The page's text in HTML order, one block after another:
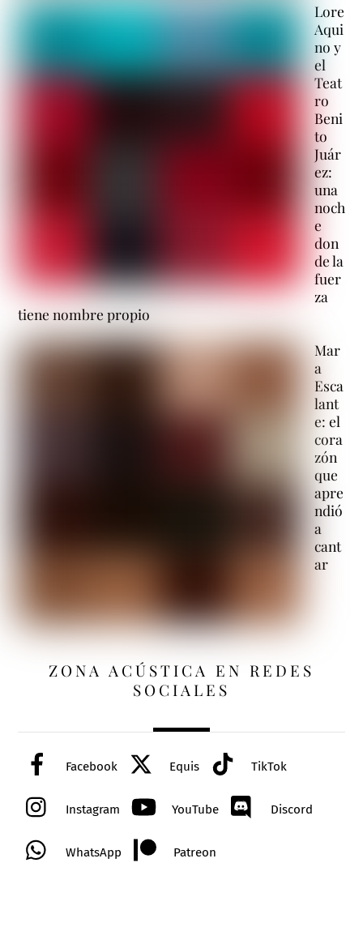
Lore
Aqui
no y
el
Teat
ro
Beni
to
Juár
ez:
una
noch
e
don
de la
fuer
za
tiene nombre propio
Mar
a
Esca
lant
e: el
cora
zón
que
apre
ndió
a
cant
ar
ZONA ACÚSTICA EN REDES
SOCIALES
Facebook Equis TikTok
Instagram YouTube Discord
WhatsApp Patreon